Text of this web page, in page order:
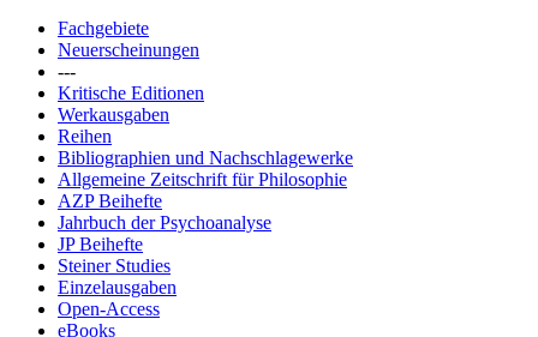
Fachgebiete
Neuerscheinungen
---
Kritische Editionen
Werkausgaben
Reihen
Bibliographien und Nachschlagewerke
Allgemeine Zeitschrift für Philosophie
AZP Beihefte
Jahrbuch der Psychoanalyse
JP Beihefte
Steiner Studies
Einzelausgaben
Open-Access
eBooks